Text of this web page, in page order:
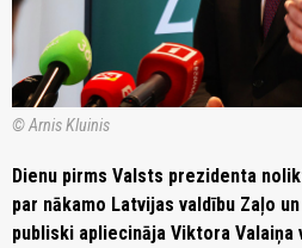
© Arnis Kluinis
Dienu pirms Valsts prezidenta
par nākamo Latvijas valdību Zaļo
publiski apliecināja Viktora Valaiņa